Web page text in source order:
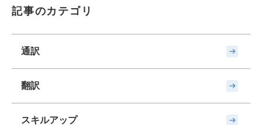
記事のカテゴリ
通訳
翻訳
スキルアップ